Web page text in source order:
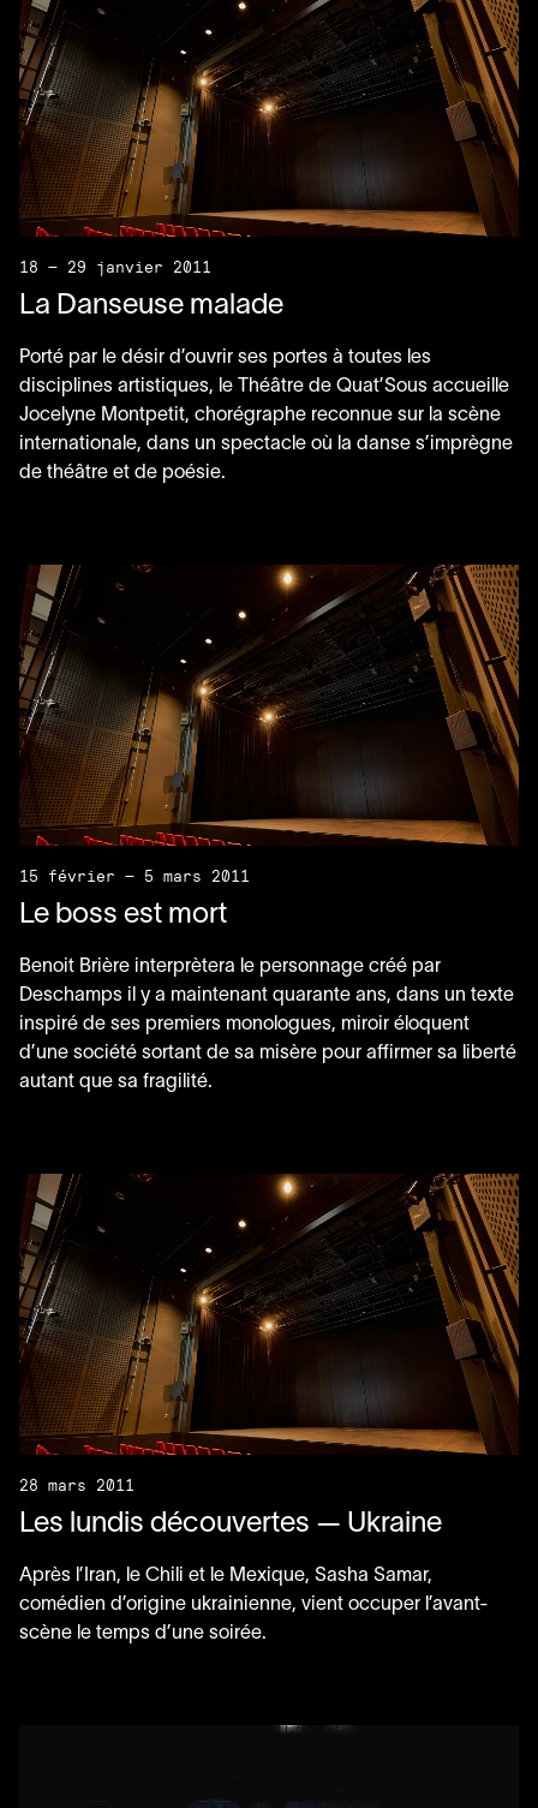
18 — 29 janvier 2011
La Danseuse malade
Porté par le désir d’ouvrir ses portes à toutes les
disciplines artistiques, le Théâtre de Quat’Sous accueille
Jocelyne Montpetit, chorégraphe reconnue sur la scène
internationale, dans un spectacle où la danse s’imprègne
de théâtre et de poésie.
15 février — 5 mars 2011
Le boss est mort
Benoit Brière interprètera le personnage créé par
Deschamps il y a maintenant quarante ans, dans un texte
inspiré de ses premiers monologues, miroir éloquent
d’une société sortant de sa misère pour affirmer sa liberté
autant que sa fragilité.
28 mars 2011
Les lundis découvertes — Ukraine
Après l’Iran, le Chili et le Mexique, Sasha Samar,
comédien d’origine ukrainienne, vient occuper l’avant-
scène le temps d’une soirée.